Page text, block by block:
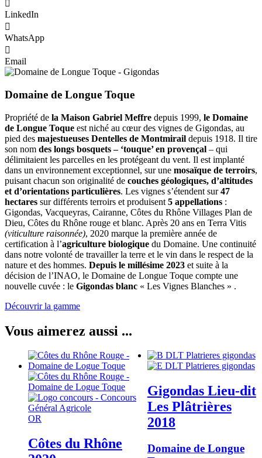
LinkedIn
WhatsApp
Email
Domaine de Longue Toque
Propriété de la Maison Gabriel Meffre depuis 1999, le Domaine
de Longue Toque est niché au cœur des vignes de Gigondas, au
pied des majestueuses Dentelles de Montmirail depuis 1918. Il tire
son nom des longs bosquets – ‘touque’ en provençal – qui
délimitaient les parcelles en les protégeant du vent. Il est implanté
dans un environnement exceptionnel, sur une mosaïque de terroirs,
puisant chacun son originalité de couches géologiques, d’altitudes
et d’orientations particulières. Les vignes s’étendent sur47
hectares sur différents terroirs et produisent 5 appellations :
Gigondas, Vacqueyras, Cairanne, Côtes du Rhône Villages Plan de
Dieu, Côtes du Rhône rouge et blanc. Après 20 ans en Terra Vitis
(viticulture raisonnée), 2020 marque la première année de
certification à l’agriculture biologique du Domaine. Une continuité
dans notre volonté de travailler la terre et le vin dans le respect de la
nature et des hommes. Depuis le millésime 2023 et suite à la
décision de l’INAO, le Domaine de Longue Toque compte une
nouvelle cuvée : le Gigondas blanc « Les Vignes Blanches » .
Découvrir la gamme
Vous aimerez aussi ...
OR
Côtes du Rhône
Gigondas Lieu-dit
Les Plâtrières
2018
Domaine de Longue